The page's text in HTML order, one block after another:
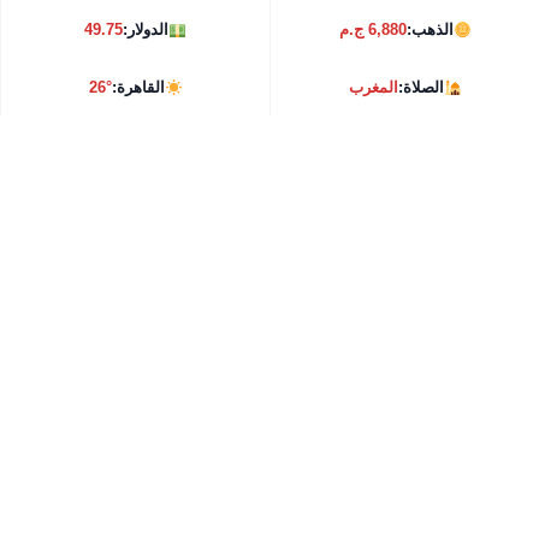
الذهب:6,880 ج.م الدولار:49.75
الصلاة:المغرب القاهرة:26°